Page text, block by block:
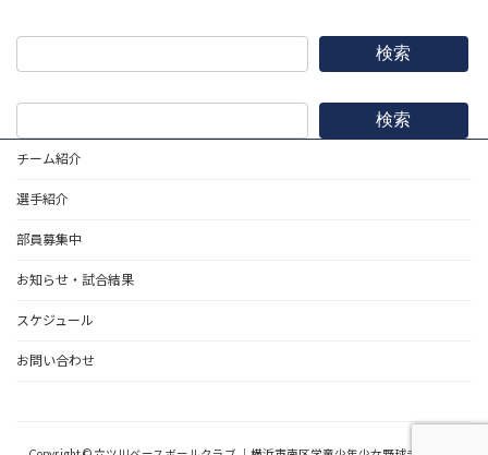
検索
検索
チーム紹介
選手紹介
部員募集中
お知らせ・試合結果
スケジュール
お問い合わせ